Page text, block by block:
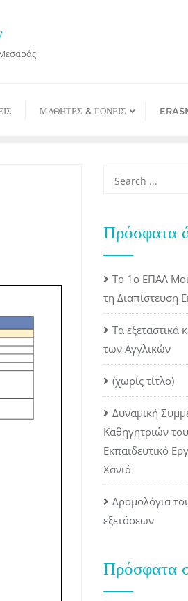
ΜΑΘΗΤΕΣ & ΓΟΝΕΙΣ
Πρόσφατα
Το 1ο ΕΠΑΛ
τη Διαπίστευση
Τα εξεταστικά
των Αγγλικών
(χωρίς τίτλο)
Δυναμική
Καθηγητριών
Εκπαιδευτικό
Χανιά
Δρομολόγια
εξετάσεων
Πρόσφατα